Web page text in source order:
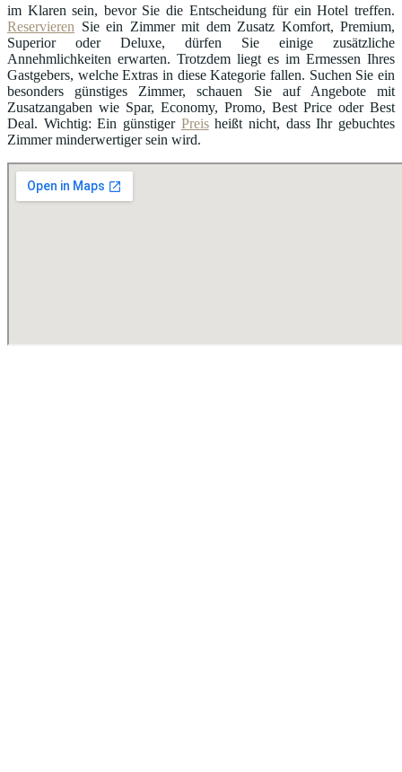
im Klaren sein, bevor Sie die Entscheidung für ein Hotel treffen.
Reservieren Sie ein Zimmer mit dem Zusatz Komfort, Premium,
Superior oder Deluxe, dürfen Sie einige zusätzliche
Annehmlichkeiten erwarten. Trotzdem liegt es im Ermessen Ihres
Gastgebers, welche Extras in diese Kategorie fallen. Suchen Sie ein
besonders günstiges Zimmer, schauen Sie auf Angebote mit
Zusatzangaben wie Spar, Economy, Promo, Best Price oder Best
Deal. Wichtig: Ein günstiger Preisheißt nicht, dass Ihr gebuchtes
Zimmer minderwertiger sein wird.